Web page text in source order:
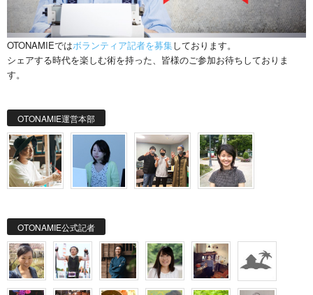
OTONAMIEではボランティア記者を募集しております。
シェアする時代を楽しむ術を持った、皆様のご参加お待ちしておりま
す。
OTONAMIE運営本部
OTONAMIE公式記者